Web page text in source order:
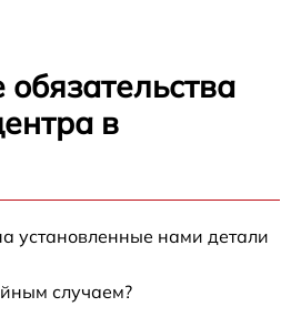
в
установленные нами детали
случаем?